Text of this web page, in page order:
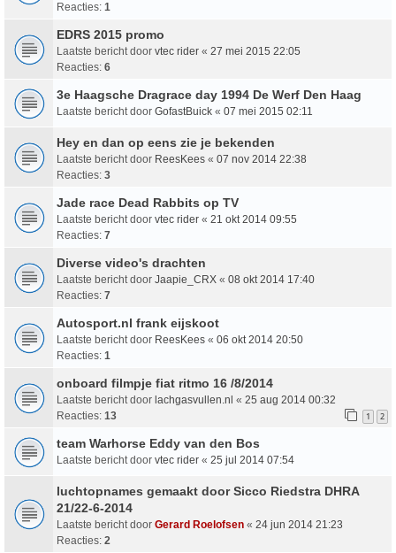
Reacties: 1
EDRS 2015 promo
Laatste bericht door vtec rider « 27 mei 2015 22:05
Reacties: 6
3e Haagsche Dragrace day 1994 De Werf Den Haag
Laatste bericht door GofastBuick « 07 mei 2015 02:11
Hey en dan op eens zie je bekenden
Laatste bericht door ReesKees « 07 nov 2014 22:38
Reacties: 3
Jade race Dead Rabbits op TV
Laatste bericht door vtec rider « 21 okt 2014 09:55
Reacties: 7
Diverse video's drachten
Laatste bericht door Jaapie_CRX « 08 okt 2014 17:40
Reacties: 7
Autosport.nl frank eijskoot
Laatste bericht door ReesKees « 06 okt 2014 20:50
Reacties: 1
onboard filmpje fiat ritmo 16 /8/2014
Laatste bericht door lachgasvullen.nl « 25 aug 2014 00:32
Reacties: 13 1 2
team Warhorse Eddy van den Bos
Laatste bericht door vtec rider « 25 jul 2014 07:54
luchtopnames gemaakt door Sicco Riedstra DHRA
21/22-6-2014
Laatste bericht door Gerard Roelofsen « 24 jun 2014 21:23
Reacties: 2